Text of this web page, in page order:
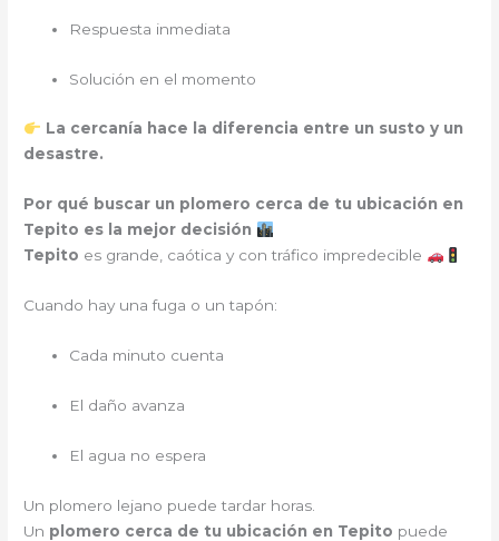
Respuesta inmediata
Solución en el momento
La cercanía hace la diferencia entre un susto y un
desastre.
Por qué buscar un plomero cerca de tu ubicación en
Tepito es la mejor decisión
Tepito es grande, caótica y con tráfico impredecible
Cuando hay una fuga o un tapón:
Cada minuto cuenta
El daño avanza
El agua no espera
Un plomero lejano puede tardar horas.
Un plomero cerca de tu ubicación en Tepito puede